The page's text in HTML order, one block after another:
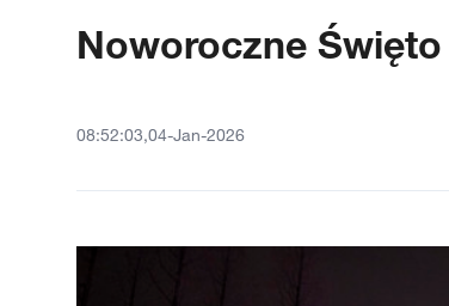
Noworoczne
08:52:03,04-Jan-2026